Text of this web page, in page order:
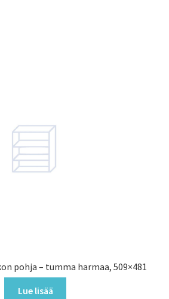
pohja – tumma harmaa, 509×481
Lue lisää